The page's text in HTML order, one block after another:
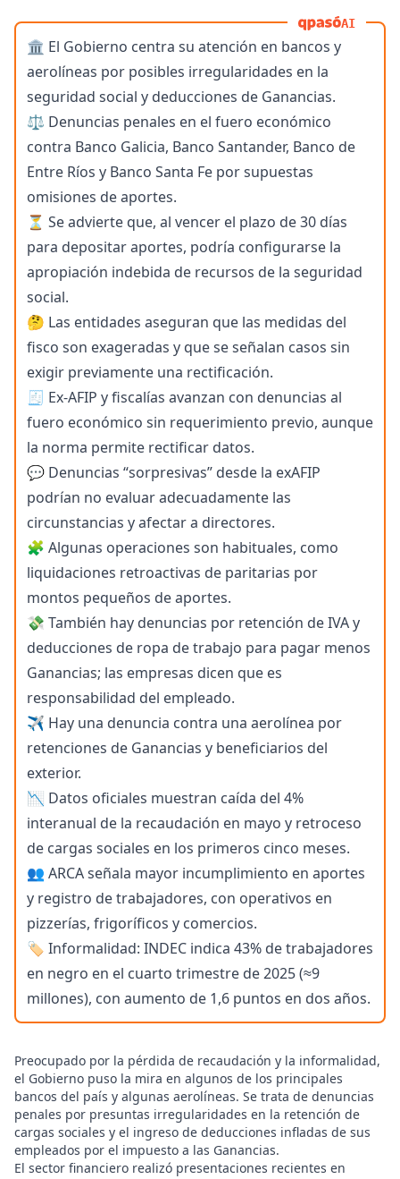
AI
🏛️ El Gobierno centra su atención en bancos y
aerolíneas por posibles irregularidades en la
seguridad social y deducciones de Ganancias.
⚖️ Denuncias penales en el fuero económico
contra Banco Galicia, Banco Santander, Banco de
Entre Ríos y Banco Santa Fe por supuestas
omisiones de aportes.
⏳ Se advierte que, al vencer el plazo de 30 días
para depositar aportes, podría configurarse la
apropiación indebida de recursos de la seguridad
social.
🤔 Las entidades aseguran que las medidas del
fisco son exageradas y que se señalan casos sin
exigir previamente una rectificación.
🧾 Ex-AFIP y fiscalías avanzan con denuncias al
fuero económico sin requerimiento previo, aunque
la norma permite rectificar datos.
💬 Denuncias “sorpresivas” desde la exAFIP
podrían no evaluar adecuadamente las
circunstancias y afectar a directores.
🧩 Algunas operaciones son habituales, como
liquidaciones retroactivas de paritarias por
montos pequeños de aportes.
💸 También hay denuncias por retención de IVA y
deducciones de ropa de trabajo para pagar menos
Ganancias; las empresas dicen que es
responsabilidad del empleado.
✈️ Hay una denuncia contra una aerolínea por
retenciones de Ganancias y beneficiarios del
exterior.
📉 Datos oficiales muestran caída del 4%
interanual de la recaudación en mayo y retroceso
de cargas sociales en los primeros cinco meses.
👥 ARCA señala mayor incumplimiento en aportes
y registro de trabajadores, con operativos en
pizzerías, frigoríficos y comercios.
🏷️ Informalidad: INDEC indica 43% de trabajadores
en negro en el cuarto trimestre de 2025 (≈9
millones), con aumento de 1,6 puntos en dos años.
Preocupado por la pérdida de recaudación y la informalidad,
el Gobierno puso la mira en algunos de los principales
bancos del país y algunas aerolíneas. Se trata de denuncias
penales por presuntas irregularidades en la retención de
cargas sociales y el ingreso de deducciones infladas de sus
empleados por el impuesto a las Ganancias.
El sector financiero realizó presentaciones recientes en